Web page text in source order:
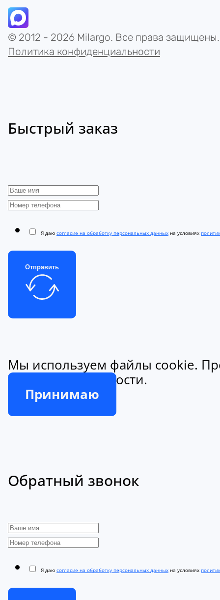
© 2012 - 2026 Milargo. Все права защищены.
Политика конфиденциальности
Быстрый заказ
Я даю согласие на обработку персональных данных на условиях
Отправить
Мы используем файлы cookie.
конфиденциальности.
Принимаю
Обратный звонок
Я даю согласие на обработку персональных данных на условиях